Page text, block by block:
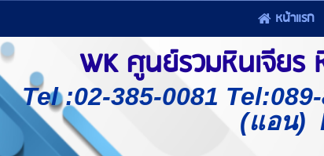
หน้าแรก
WK ศูนย์รวมหินเจียร
Tel :02-385-0081
(แอน)